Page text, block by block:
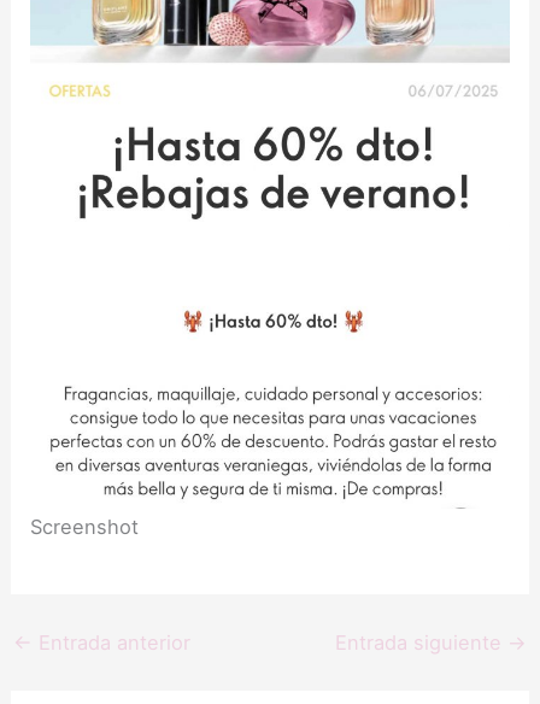
Screenshot
← Entrada anterior Entrada siguiente →